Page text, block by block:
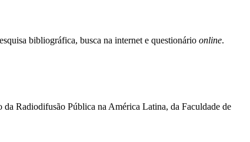
bibliográfica, busca na internet e questionário online.
Radiodifusão Pública na América Latina, da Faculdade de